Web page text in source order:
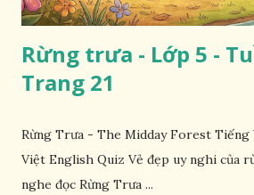
Rừng trưa - Lớp 5 -
Trang 21
Rừng Trưa - The Midday Forest
Việt English Quiz Vẻ đẹp uy nghi của
nghe đọc Rừng Trưa ...